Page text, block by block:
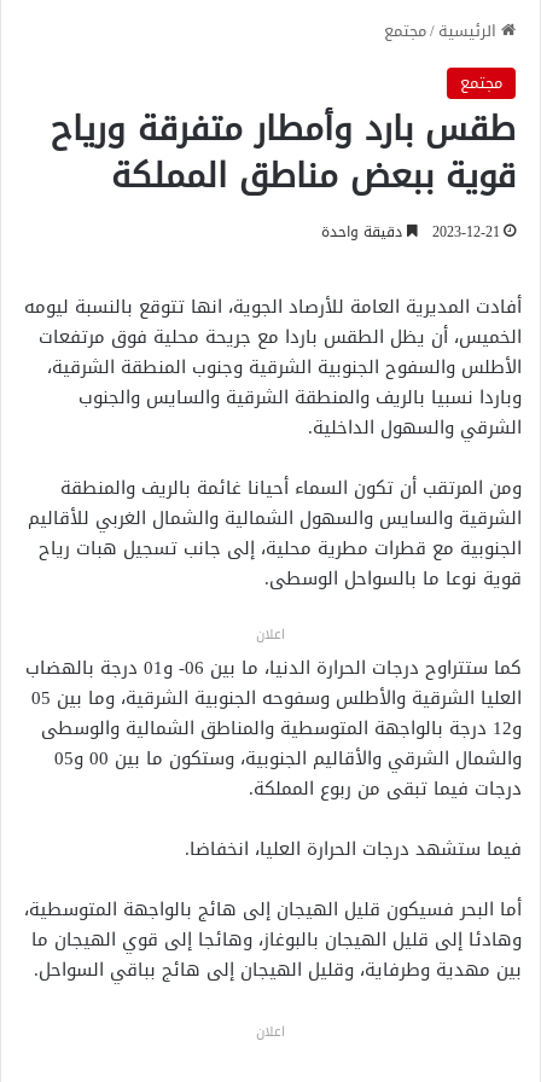
الرئيسية/مجتمع
مجتمع
طقس بارد وأمطار متفرقة ورياح
قوية ببعض مناطق المملكة
2023-12-21 دقيقة واحدة
أفادت المديرية العامة للأرصاد الجوية، انها تتوقع بالنسبة ليومه
الخميس، أن يظل الطقس باردا مع جريحة محلية فوق مرتفعات
الأطلس والسفوح الجنوبية الشرقية وجنوب المنطقة الشرقية،
وباردا نسبيا بالريف والمنطقة الشرقية والسايس والجنوب
الشرقي والسهول الداخلية.
ومن المرتقب أن تكون السماء أحيانا غائمة بالريف والمنطقة
الشرقية والسايس والسهول الشمالية والشمال الغربي للأقاليم
الجنوبية مع قطرات مطرية محلية، إلى جانب تسجيل هبات رياح
قوية نوعا ما بالسواحل الوسطى.
اعلان
كما ستتراوح درجات الحرارة الدنيا، ما بين 06- و01 درجة بالهضاب
العليا الشرقية والأطلس وسفوحه الجنوبية الشرقية، وما بين 05
و12 درجة بالواجهة المتوسطية والمناطق الشمالية والوسطى
والشمال الشرقي والأقاليم الجنوبية، وستكون ما بين 00 و05
درجات فيما تبقى من ربوع المملكة.
فيما ستشهد درجات الحرارة العليا، انخفاضا.
أما البحر فسيكون قليل الهيجان إلى هائج بالواجهة المتوسطية،
وهادئا إلى قليل الهيجان بالبوغاز، وهائجا إلى قوي الهيجان ما
بين مهدية وطرفاية، وقليل الهيجان إلى هائج بباقي السواحل.
اعلان